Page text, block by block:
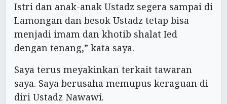
Istri dan anak-anak Ustadz segera sampai di
Lamongan dan besok Ustadz tetap bisa
menjadi imam dan khotib shalat Ied
dengan tenang,” kata saya.
Saya terus meyakinkan terkait tawaran
saya. Saya berusaha memupus keraguan di
diri Ustadz Nawawi.